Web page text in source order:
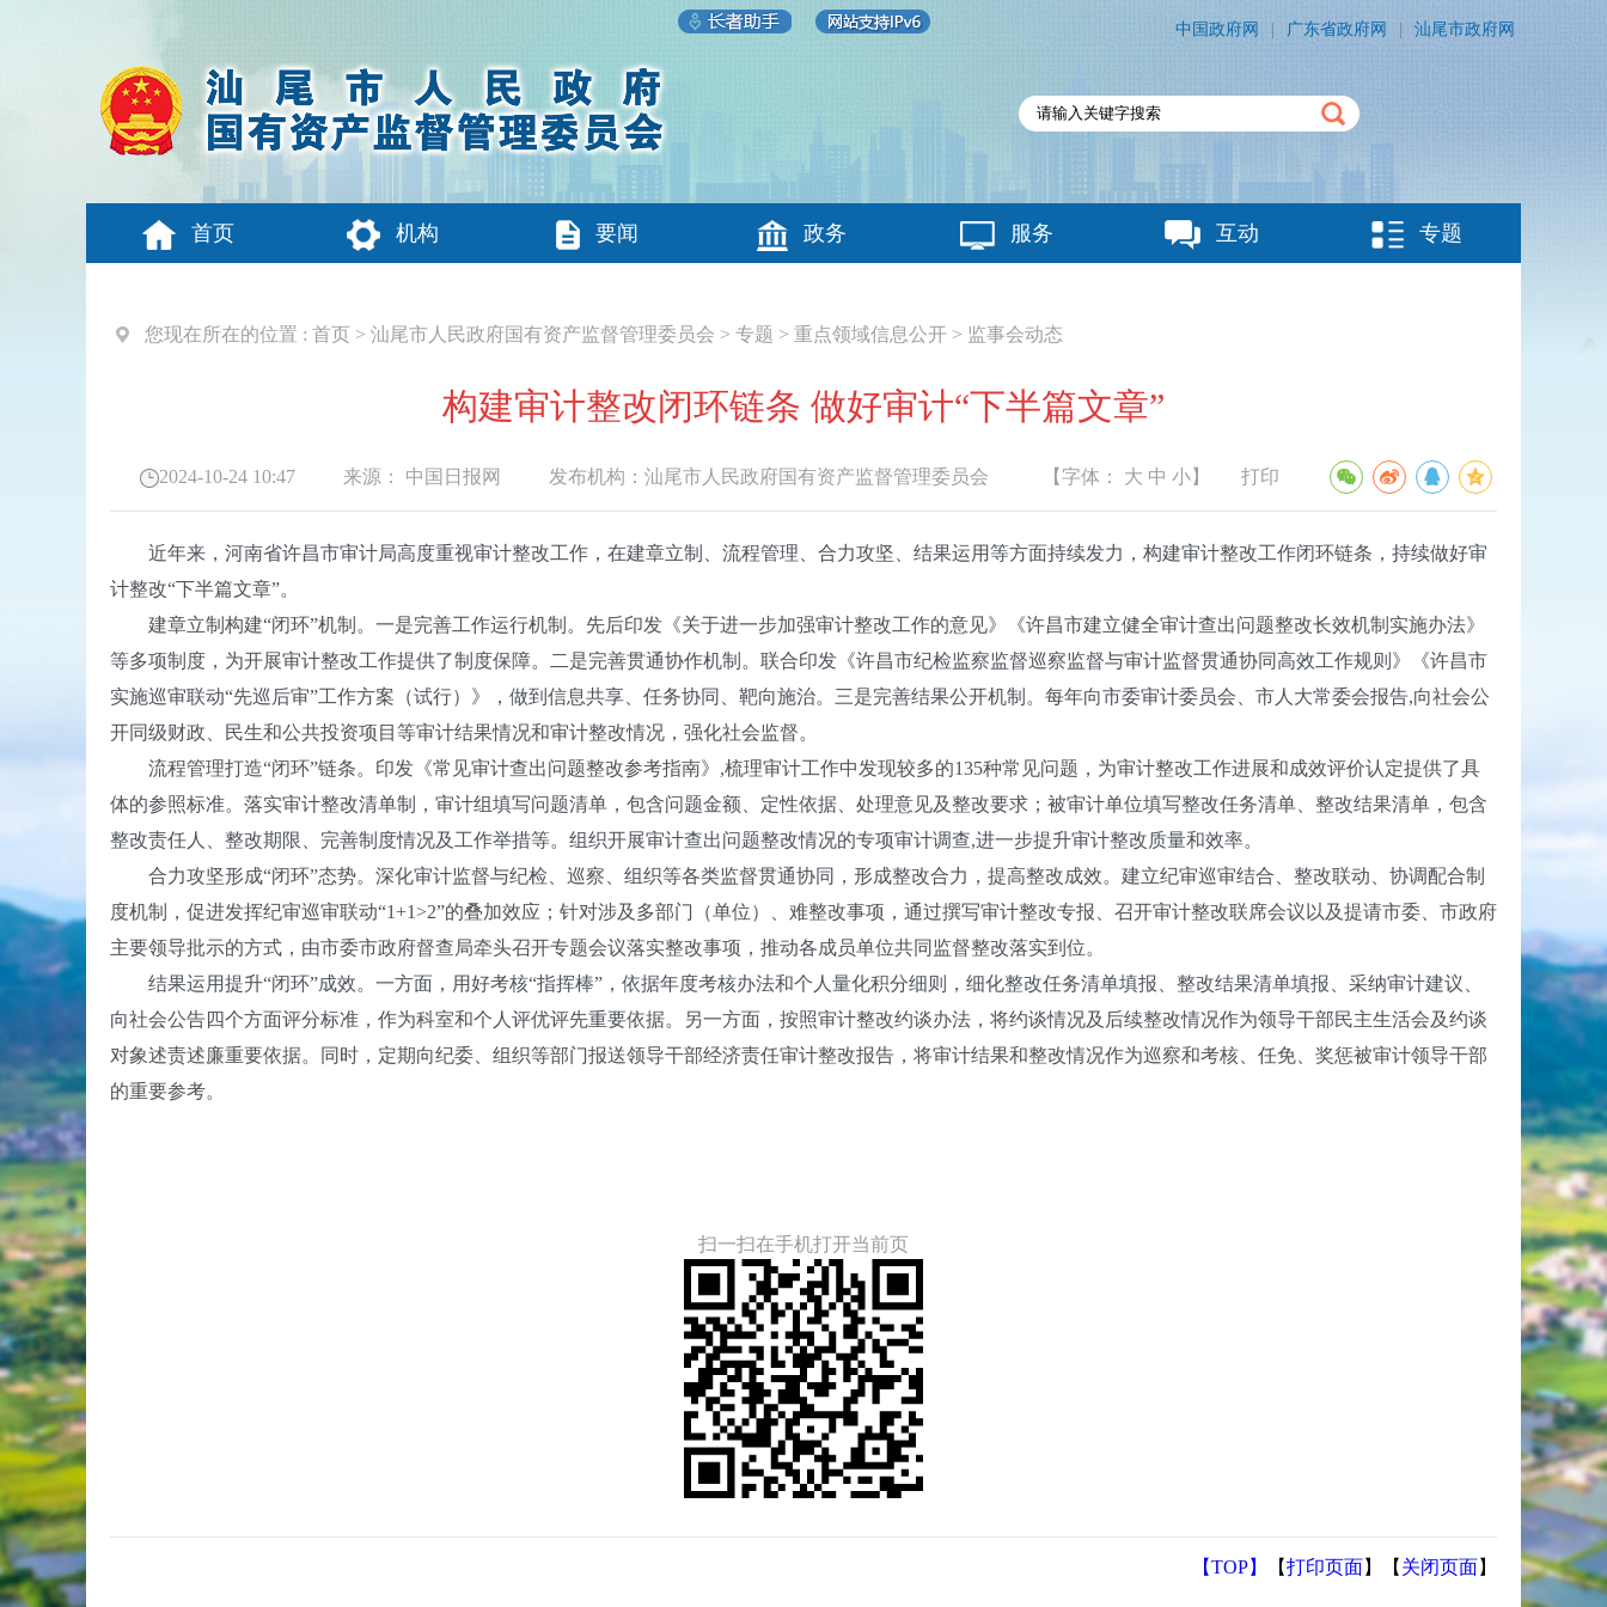
汕尾市政府网
广东省政府网
中国政府网
首页 机构 要闻 政务 服务 互动 专题
您现在所在的位置 : 首页 > 汕尾市人民政府国有资产监督管理委员会 > 专题 > 重点领域信息公开 > 监事会动态
构建审计整改闭环链条 做好审计“下半篇文章”
2024-10-24 10:47 来源： 中国日报网 发布机构： 汕尾市人民政府国有资产监督管理委员会 【字体： 大 中 小】 打印
近年来，河南省许昌市审计局高度重视审计整改工作，在建章立制、流程管理、合力攻坚、结果运用等方面持续发力，构建审计整改工作闭环链条，持续做好审
计整改“下半篇文章”。
建章立制构建“闭环”机制。一是完善工作运行机制。先后印发《关于进一步加强审计整改工作的意见》《许昌市建立健全审计查出问题整改长效机制实施办法》
等多项制度，为开展审计整改工作提供了制度保障。二是完善贯通协作机制。联合印发《许昌市纪检监察监督巡察监督与审计监督贯通协同高效工作规则》《许昌市
实施巡审联动“先巡后审”工作方案（试行）》，做到信息共享、任务协同、靶向施治。三是完善结果公开机制。每年向市委审计委员会、市人大常委会报告,向社会公
开同级财政、民生和公共投资项目等审计结果情况和审计整改情况，强化社会监督。
流程管理打造“闭环”链条。印发《常见审计查出问题整改参考指南》,梳理审计工作中发现较多的135种常见问题，为审计整改工作进展和成效评价认定提供了具
体的参照标准。落实审计整改清单制，审计组填写问题清单，包含问题金额、定性依据、处理意见及整改要求；被审计单位填写整改任务清单、整改结果清单，包含
整改责任人、整改期限、完善制度情况及工作举措等。组织开展审计查出问题整改情况的专项审计调查,进一步提升审计整改质量和效率。
合力攻坚形成“闭环”态势。深化审计监督与纪检、巡察、组织等各类监督贯通协同，形成整改合力，提高整改成效。建立纪审巡审结合、整改联动、协调配合制
度机制，促进发挥纪审巡审联动“1+1>2”的叠加效应；针对涉及多部门（单位）、难整改事项，通过撰写审计整改专报、召开审计整改联席会议以及提请市委、市政府
主要领导批示的方式，由市委市政府督查局牵头召开专题会议落实整改事项，推动各成员单位共同监督整改落实到位。
结果运用提升“闭环”成效。一方面，用好考核“指挥棒”，依据年度考核办法和个人量化积分细则，细化整改任务清单填报、整改结果清单填报、采纳审计建议、
向社会公告四个方面评分标准，作为科室和个人评优评先重要依据。另一方面，按照审计整改约谈办法，将约谈情况及后续整改情况作为领导干部民主生活会及约谈
对象述责述廉重要依据。同时，定期向纪委、组织等部门报送领导干部经济责任审计整改报告，将审计结果和整改情况作为巡察和考核、任免、奖惩被审计领导干部
的重要参考。
扫一扫在手机打开当前页
【TOP】 【打印页面】【 关闭页面】